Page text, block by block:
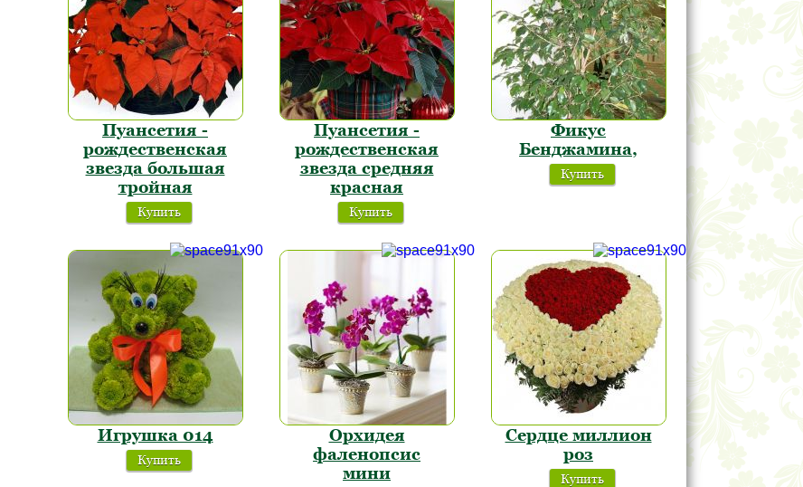
Пуансетия -
рождественская
звезда большая
тройная
Купить
Пуансетия -
рождественская
звезда средняя
красная
Купить
Фикус
Бенджамина,
Купить
Игрушка 014
Купить
Орхидея
фаленопсис
мини
Сердце миллион
роз
Купить